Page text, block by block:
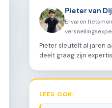
Pieter van
Ervaren
Pieter sleutelt al jaren
deelt graag zijn
LEES OOK: